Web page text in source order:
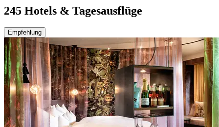
245 Hotels & Tagesausflüge
Empfehlung